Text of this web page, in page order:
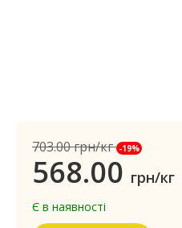
703.00грн/кг -19%
568.00 грн/кг
Є в наявності